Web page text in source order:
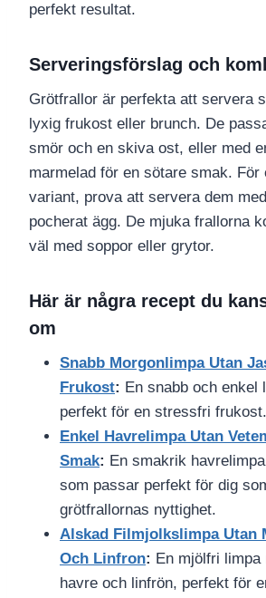
perfekt resultat.
Serveringsförslag och
Grötfrallor är perfekta att servera
lyxig frukost eller brunch. De
smör och en skiva ost, eller med
marmelad för en sötare smak. För
variant, prova att servera dem
pocherat ägg. De mjuka frallorna
väl med soppor eller grytor.
Här är några recept du
om
Snabb Morgonlimpa Utan
Frukost: En snabb och enkel
perfekt för en stressfri frukost.
Enkel Havrelimpa Utan
Smak: En smakrik
som passar perfekt för dig
grötfrallornas nyttighet.
Alskad Filmjolkslimpa Utan
Och Linfron: En mjölfri limpa
havre och linfrön, perfekt för